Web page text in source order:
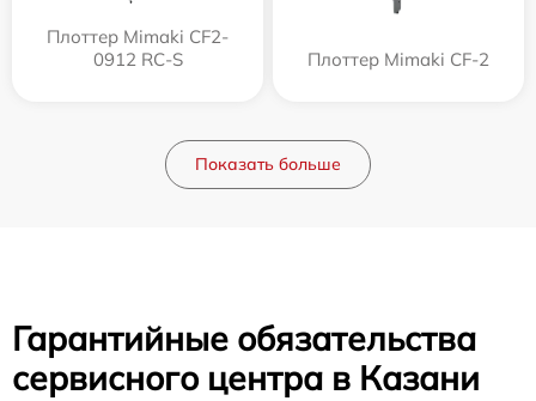
Плоттер Mimaki CF2-
0912 RC-S
Плоттер Mimaki CF-2
Показать больше
Гарантийные обязательства
сервисного центра в Казани